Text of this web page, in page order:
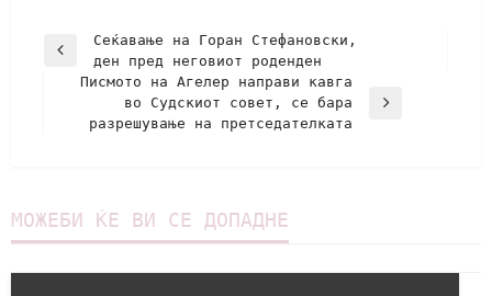
Сеќавање на Горан Стефановски,
ден пред неговиот роденден
Писмото на Агелер направи кавга
во Судскиот совет, се бара
разрешување на претседателката
МОЖЕБИ ЌЕ ВИ СЕ ДОПАДНЕ